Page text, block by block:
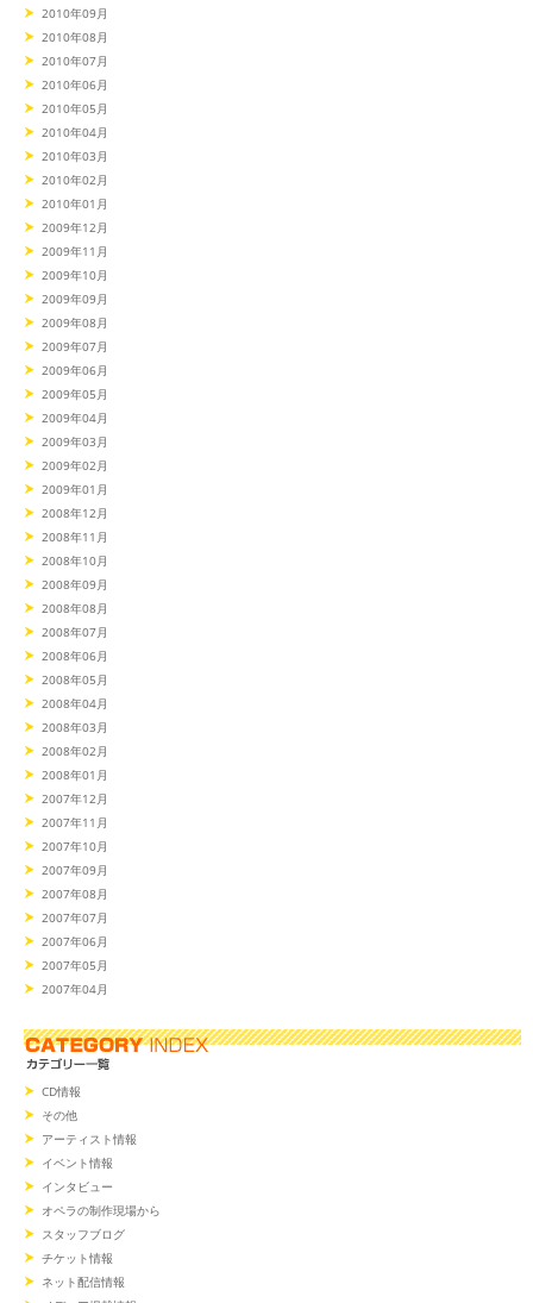
2010年09月
2010年08月
2010年07月
2010年06月
2010年05月
2010年04月
2010年03月
2010年02月
2010年01月
2009年12月
2009年11月
2009年10月
2009年09月
2009年08月
2009年07月
2009年06月
2009年05月
2009年04月
2009年03月
2009年02月
2009年01月
2008年12月
2008年11月
2008年10月
2008年09月
2008年08月
2008年07月
2008年06月
2008年05月
2008年04月
2008年03月
2008年02月
2008年01月
2007年12月
2007年11月
2007年10月
2007年09月
2007年08月
2007年07月
2007年06月
2007年05月
2007年04月
CD情報
その他
アーティスト情報
イベント情報
インタビュー
オペラの制作現場から
スタッフブログ
チケット情報
ネット配信情報